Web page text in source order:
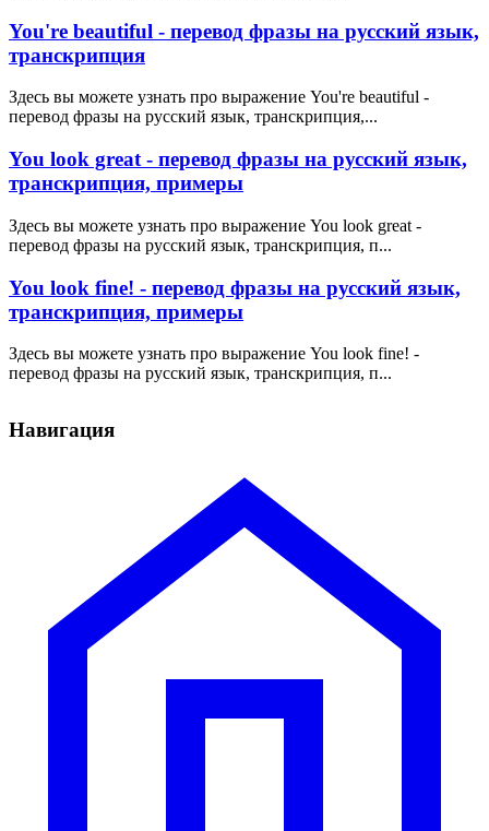
You're beautiful - перевод фразы на русский язык,
транскрипция
Здесь вы можете узнать про выражение You're beautiful -
перевод фразы на русский язык, транскрипция,...
You look great - перевод фразы на русский язык,
транскрипция, примеры
Здесь вы можете узнать про выражение You look great -
перевод фразы на русский язык, транскрипция, п...
You look fine! - перевод фразы на русский язык,
транскрипция, примеры
Здесь вы можете узнать про выражение You look fine! -
перевод фразы на русский язык, транскрипция, п...
Навигация